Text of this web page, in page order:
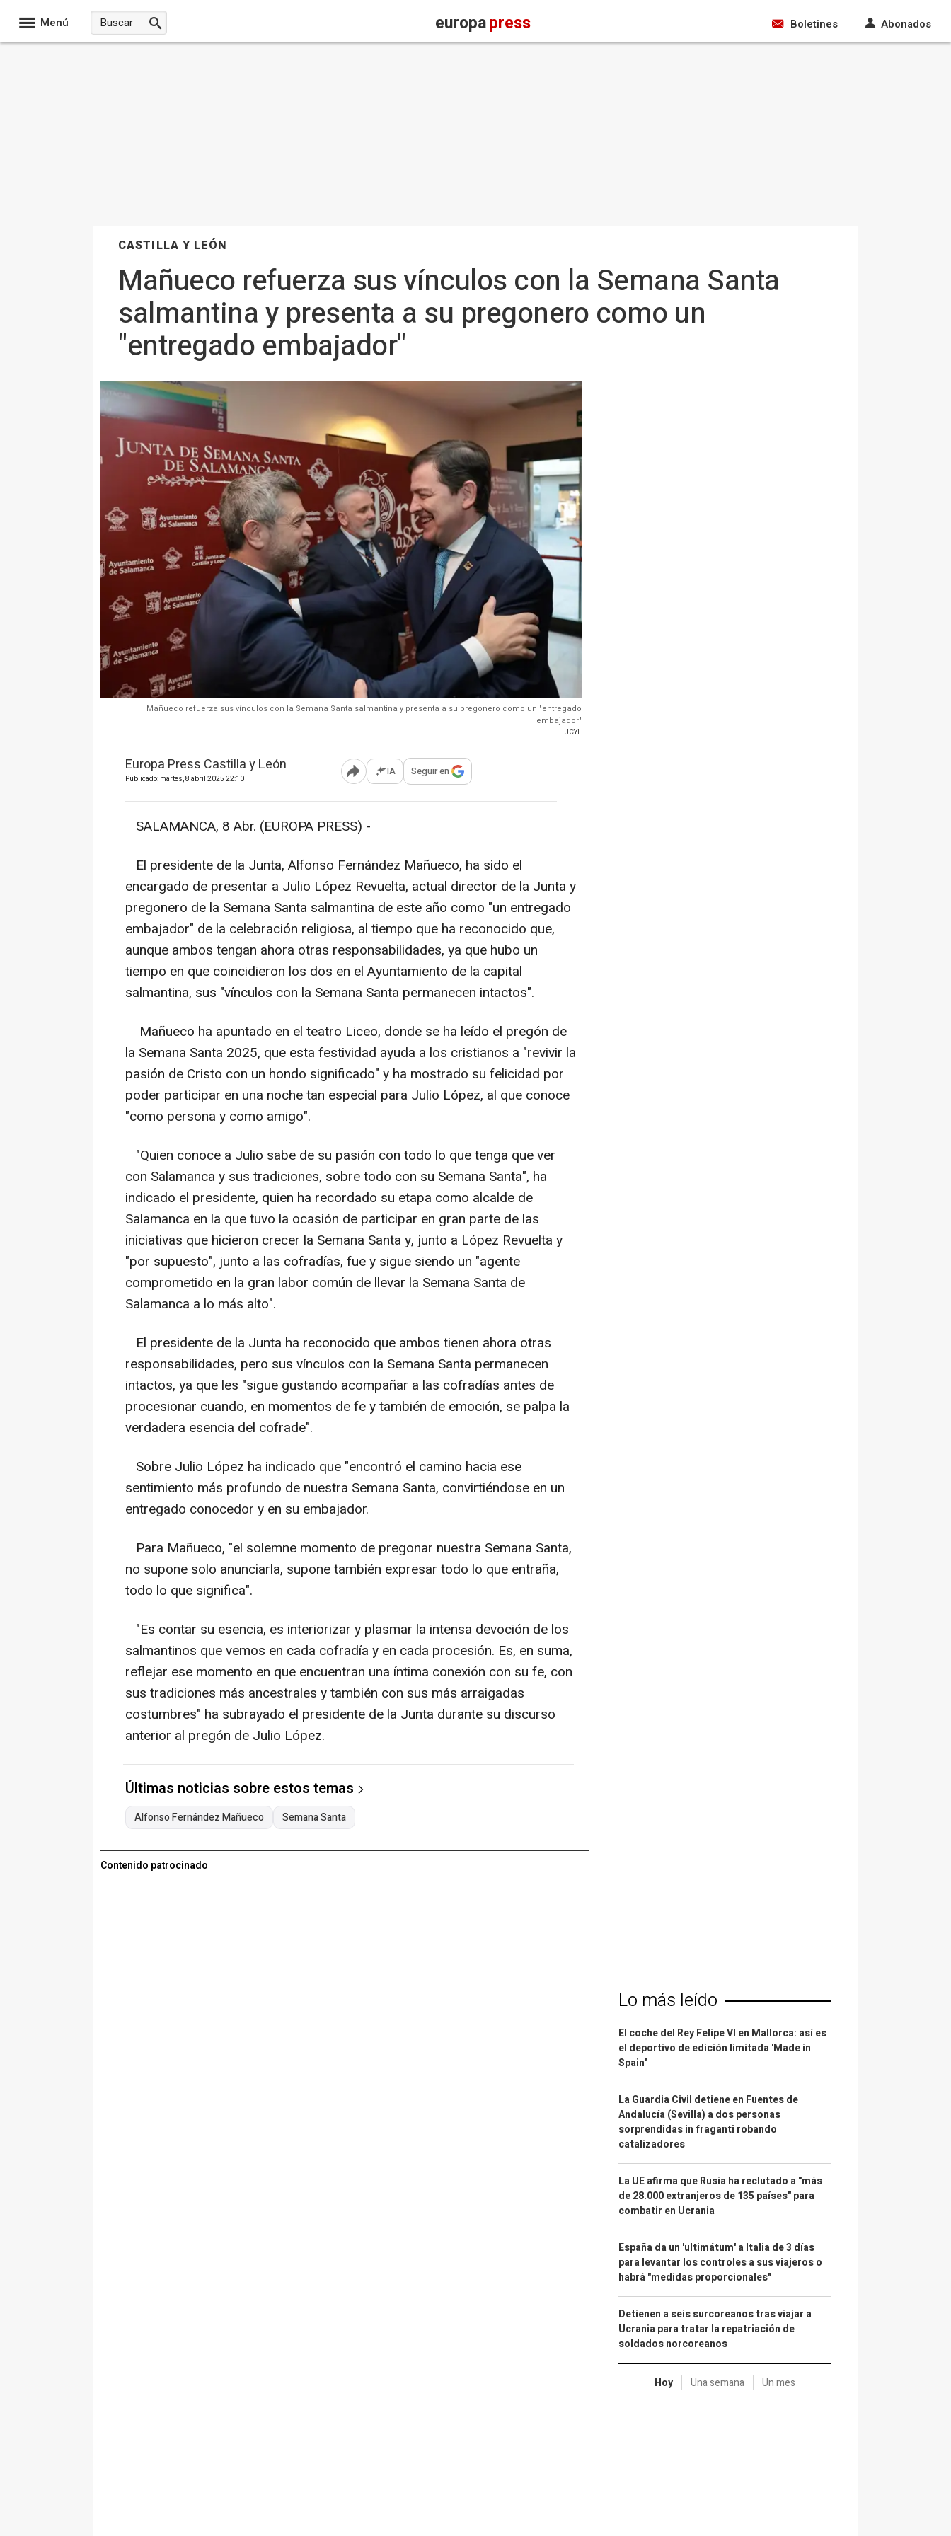
Menú europapress Boletines Abonados
CASTILLA Y LEÓN
Mañueco refuerza sus vínculos con la Semana Santa
salmantina y presenta a su pregonero como un
"entregado embajador"
Mañueco refuerza sus vínculos con la Semana Santa salmantina y presenta a su pregonero como un "entregado
embajador"
- JCYL
Europa Press Castilla y León
Publicado: martes, 8 abril 2025 22:10 Abrir opciones para compartir
IA Seguir en
SALAMANCA, 8 Abr. (EUROPA PRESS) -
El presidente de la Junta, Alfonso Fernández Mañueco, ha sido el
encargado de presentar a Julio López Revuelta, actual director de la Junta y
pregonero de la Semana Santa salmantina de este año como "un entregado
embajador" de la celebración religiosa, al tiempo que ha reconocido que,
aunque ambos tengan ahora otras responsabilidades, ya que hubo un
tiempo en que coincidieron los dos en el Ayuntamiento de la capital
salmantina, sus "vínculos con la Semana Santa permanecen intactos".
Mañueco ha apuntado en el teatro Liceo, donde se ha leído el pregón de
la Semana Santa 2025, que esta festividad ayuda a los cristianos a "revivir la
pasión de Cristo con un hondo significado" y ha mostrado su felicidad por
poder participar en una noche tan especial para Julio López, al que conoce
"como persona y como amigo".
"Quien conoce a Julio sabe de su pasión con todo lo que tenga que ver
con Salamanca y sus tradiciones, sobre todo con su Semana Santa", ha
indicado el presidente, quien ha recordado su etapa como alcalde de
Salamanca en la que tuvo la ocasión de participar en gran parte de las
iniciativas que hicieron crecer la Semana Santa y, junto a López Revuelta y
"por supuesto", junto a las cofradías, fue y sigue siendo un "agente
comprometido en la gran labor común de llevar la Semana Santa de
Salamanca a lo más alto".
El presidente de la Junta ha reconocido que ambos tienen ahora otras
responsabilidades, pero sus vínculos con la Semana Santa permanecen
intactos, ya que les "sigue gustando acompañar a las cofradías antes de
procesionar cuando, en momentos de fe y también de emoción, se palpa la
verdadera esencia del cofrade".
Sobre Julio López ha indicado que "encontró el camino hacia ese
sentimiento más profundo de nuestra Semana Santa, convirtiéndose en un
entregado conocedor y en su embajador.
Para Mañueco, "el solemne momento de pregonar nuestra Semana Santa,
no supone solo anunciarla, supone también expresar todo lo que entraña,
todo lo que significa".
"Es contar su esencia, es interiorizar y plasmar la intensa devoción de los
salmantinos que vemos en cada cofradía y en cada procesión. Es, en suma,
reflejar ese momento en que encuentran una íntima conexión con su fe, con
sus tradiciones más ancestrales y también con sus más arraigadas
costumbres" ha subrayado el presidente de la Junta durante su discurso
anterior al pregón de Julio López.
Últimas noticias sobre estos temas
Alfonso Fernández Mañueco Semana Santa
Contenido patrocinado
Lo más leído
El coche del Rey Felipe VI en Mallorca: así es
el deportivo de edición limitada 'Made in
Spain'
La Guardia Civil detiene en Fuentes de
Andalucía (Sevilla) a dos personas
sorprendidas in fraganti robando
catalizadores
La UE afirma que Rusia ha reclutado a "más
de 28.000 extranjeros de 135 países" para
combatir en Ucrania
España da un 'ultimátum' a Italia de 3 días
para levantar los controles a sus viajeros o
habrá "medidas proporcionales"
Detienen a seis surcoreanos tras viajar a
Ucrania para tratar la repatriación de
soldados norcoreanos
Hoy Una semana Un mes